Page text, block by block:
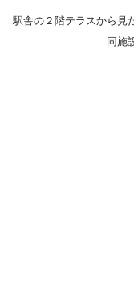
駅舎の２階テラスから見
同施